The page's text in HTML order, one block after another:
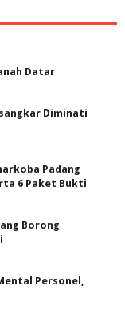
Datar
Diminati
Padang
6 Paket Bukti
Borong
Personel,